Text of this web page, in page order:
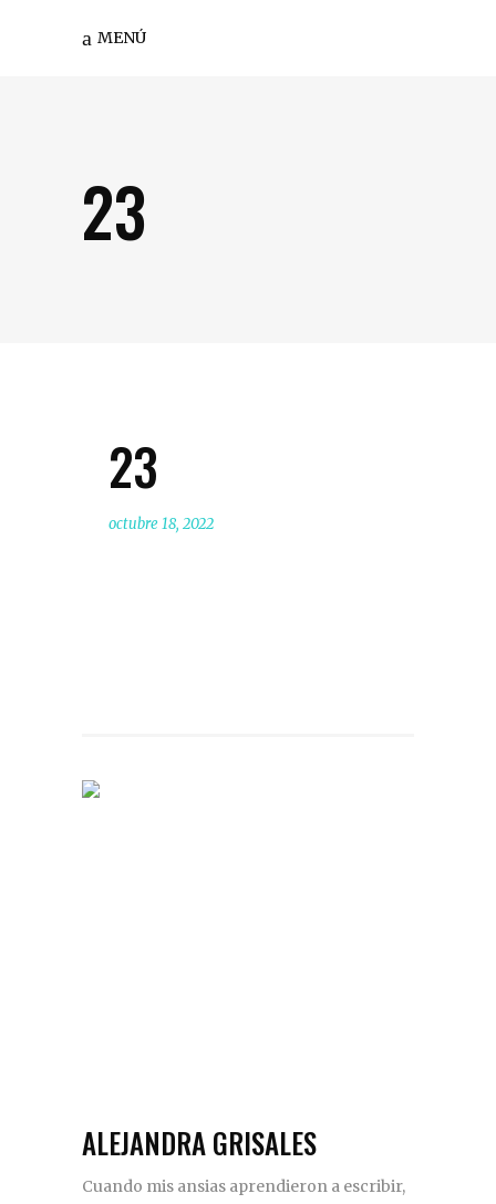
MENÚ
23
23
octubre 18, 2022
ALEJANDRA GRISALES
Cuando mis ansias aprendieron a escribir,